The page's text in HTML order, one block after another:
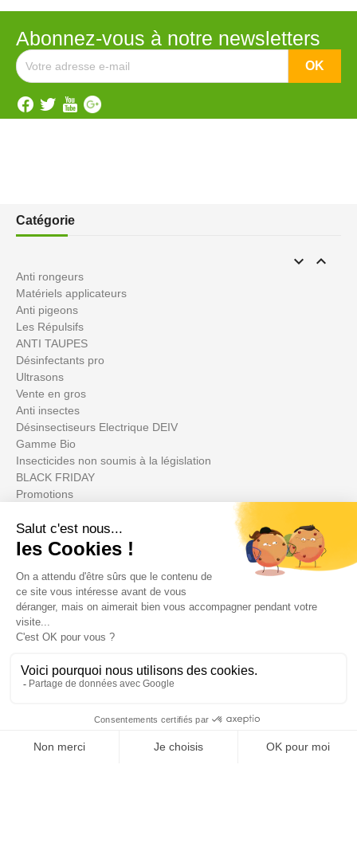
Abonnez-vous à notre newsletters
Catégorie
 
Anti rongeurs
Matériels applicateurs
Anti pigeons
Les Répulsifs
ANTI TAUPES
Désinfectants pro
Ultrasons
Vente en gros
Anti insectes
Désinsectiseurs Electrique DEIV
Gamme Bio
Insecticides non soumis à la législation
BLACK FRIDAY
Promotions
Votre compte
Informations
